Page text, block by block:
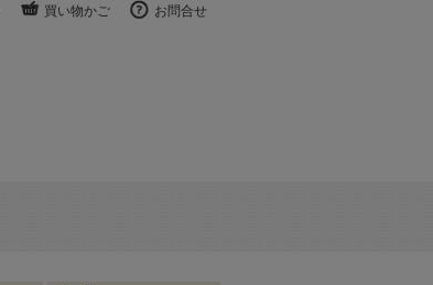
買い物かご お問合せ